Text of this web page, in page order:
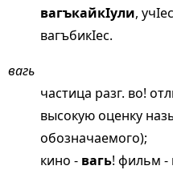
вагъкайкIули,
вагъбикIес.
вагь
частица разг. во!
высокую оценку
обозначаемого);
кино - вагь! фильм -